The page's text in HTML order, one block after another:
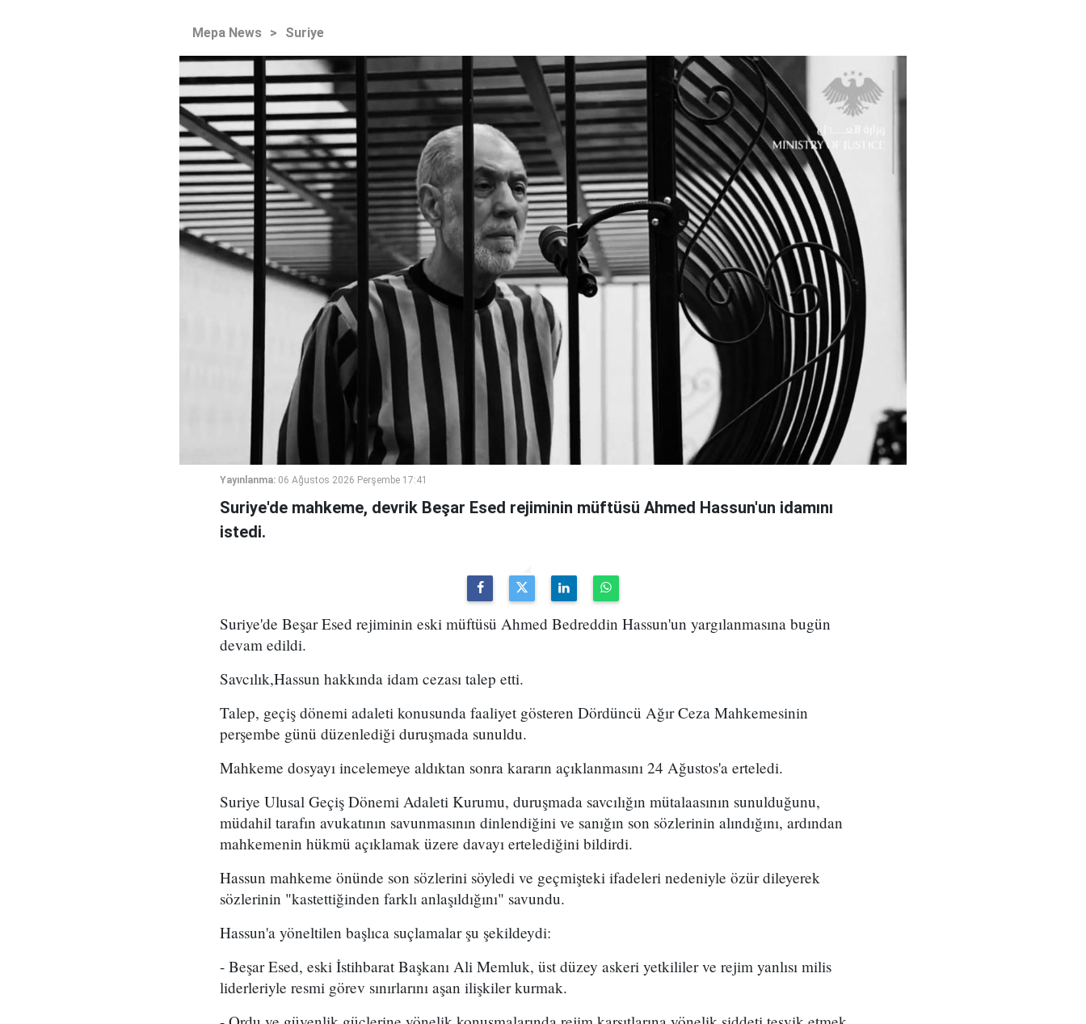
Mepa News > Suriye
Yayınlanma: 06 Ağustos 2026 Perşembe 17:41
Suriye'de mahkeme, devrik Beşar Esed rejiminin müftüsü Ahmed Hassun'un idamını
istedi.
Suriye'de Beşar Esed rejiminin eski müftüsü Ahmed Bedreddin Hassun'un yargılanmasına bugün
devam edildi.
Savcılık,Hassun hakkında idam cezası talep etti.
Talep, geçiş dönemi adaleti konusunda faaliyet gösteren Dördüncü Ağır Ceza Mahkemesinin
perşembe günü düzenlediği duruşmada sunuldu.
Mahkeme dosyayı incelemeye aldıktan sonra kararın açıklanmasını 24 Ağustos'a erteledi.
Suriye Ulusal Geçiş Dönemi Adaleti Kurumu, duruşmada savcılığın mütalaasının sunulduğunu,
müdahil tarafın avukatının savunmasının dinlendiğini ve sanığın son sözlerinin alındığını, ardından
mahkemenin hükmü açıklamak üzere davayı ertelediğini bildirdi.
Hassun mahkeme önünde son sözlerini söyledi ve geçmişteki ifadeleri nedeniyle özür dileyerek
sözlerinin "kastettiğinden farklı anlaşıldığını" savundu.
Hassun'a yöneltilen başlıca suçlamalar şu şekildeydi:
- Beşar Esed, eski İstihbarat Başkanı Ali Memluk, üst düzey askeri yetkililer ve rejim yanlısı milis
liderleriyle resmi görev sınırlarını aşan ilişkiler kurmak.